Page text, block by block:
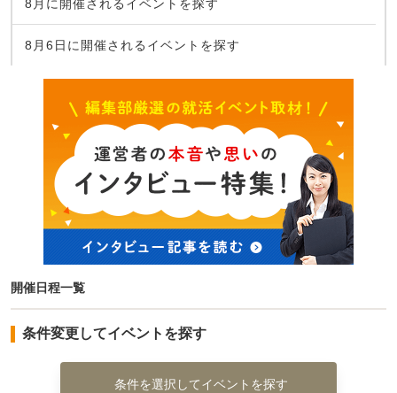
8月に開催されるイベントを探す
8月6日に開催されるイベントを探す
開催日程一覧
条件変更してイベントを探す
条件を選択してイベントを探す